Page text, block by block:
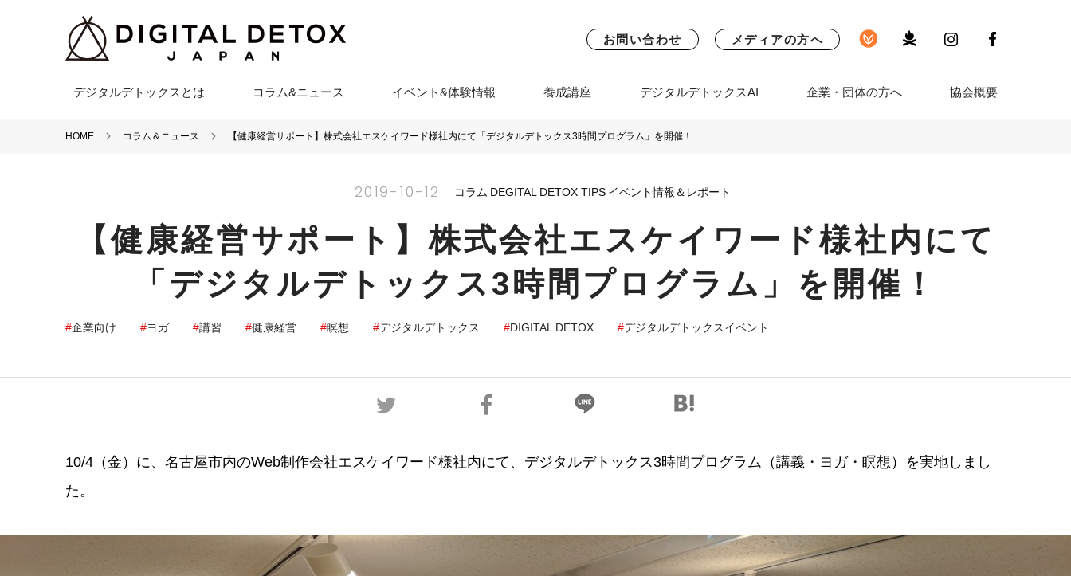
お問い合わせ メディアの方へ
デジタルデトックスとは コラム&ニュース イベント&体験情報 養成講座 デジタルデトックスAI 企業・団体の方へ 協会概要
HOME コラム＆ニュース 【健康経営サポート】株式会社エスケイワード様社内にて「デジタルデトックス3時間プログラム」を開催！
2019-10-12 コラム DEGITAL DETOX TIPS イベント情報＆レポート
【健康経営サポート】株式会社エスケイワード様社内にて
「デジタルデトックス3時間プログラム」を開催！
企業向け ヨガ 講習 健康経営 瞑想 デジタルデトックス DIGITAL DETOX デジタルデトックスイベント
10/4（金）に、名古屋市内のWeb制作会社エスケイワード様社内にて、デジタルデトックス3時間プログラム（講義・ヨガ・瞑想）を実地しまし
た。